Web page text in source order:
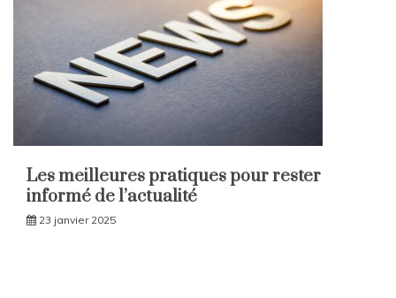
Les meilleures pratiques pour rester
informé de l’actualité
23 janvier 2025